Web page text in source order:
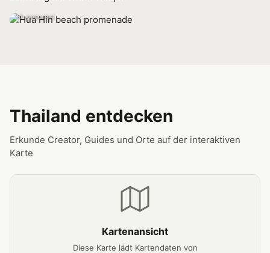
Thai Culture
KI-generiert
Thailand entdecken
Erkunde Creator, Guides und Orte auf der interaktiven
Karte
Kartenansicht
Diese Karte lädt Kartendaten von